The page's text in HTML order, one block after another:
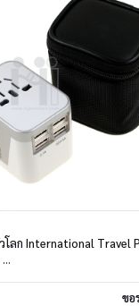
ลก International Travel
ขอ